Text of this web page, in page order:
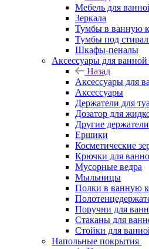
Мебель для
Зеркала
Тумбы в ванную
Тумбы под
Шкафы-пеналы
Аксессуары для
Назад
Аксессуары для
Аксессуары
Держатели для
Дозатор для
Другие держатели
Ершики
Косметические
Крючки для
Мусорные ведра
Мыльницы
Полки в ванную
Поручни для
Стаканы для
Стойки для
Напольные покрытия